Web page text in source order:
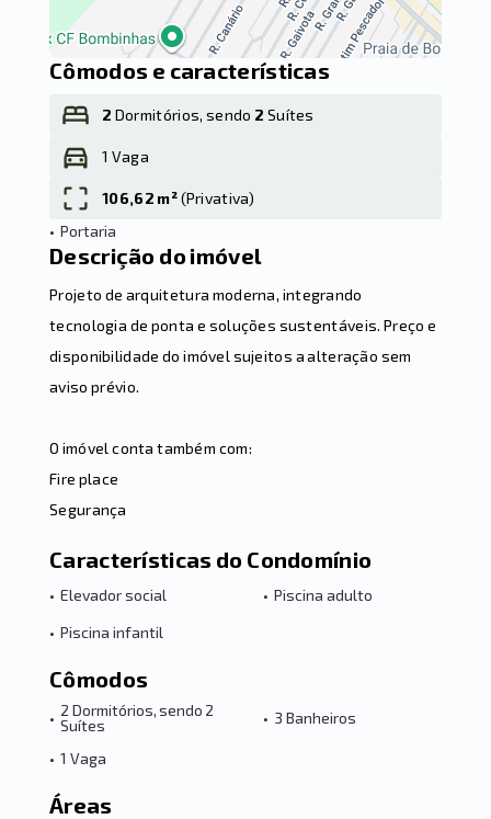
Cômodos e características
2 Dormitórios, sendo 2 Suítes
1 Vaga
106,62 m²(Privativa)
• Portaria
Descrição do imóvel
Projeto de arquitetura moderna, integrando
tecnologia de ponta e soluções sustentáveis. Preço e
disponibilidade do imóvel sujeitos a alteração sem
aviso prévio.
O imóvel conta também com:
Fire place
Segurança
Características do Condomínio
• Elevador social • Piscina adulto
• Piscina infantil
Cômodos
• 2 Dormitórios, sendo 2
Suítes
• 3 Banheiros
• 1 Vaga
Áreas